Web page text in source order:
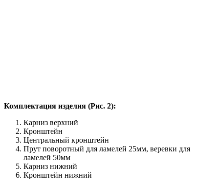
Комплектация изделия (Рис. 2):
Карниз верхний
Кронштейн
Центральный кронштейн
Прут поворотный для ламелей 25мм, веревки для
ламелей 50мм
Карниз нижний
Кронштейн нижний